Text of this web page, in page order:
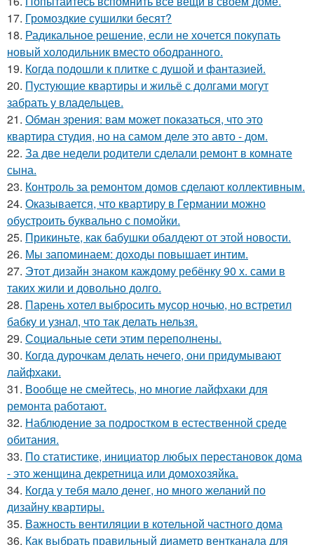
17. Громоздкие сушилки бесят?
18. Радикальное решение, если не хочется покупать
новый холодильник вместо ободранного.
19. Когда подошли к плитке с душой и фантазией.
20. Пустующие квартиры и жильё с долгами могут
забрать у владельцев.
21. Обман зрения: вам может показаться, что это
квартира студия, но на самом деле это авто - дом.
22. За две недели родители сделали ремонт в комнате
сына.
23. Контроль за ремонтом домов сделают коллективным.
24. Оказывается, что квартиру в Германии можно
обустроить буквально с помойки.
25. Прикиньте, как бабушки обалдеют от этой новости.
26. Мы запоминаем: доходы повышает интим.
27. Этот дизайн знаком каждому ребёнку 90 х. сами в
таких жили и довольно долго.
28. Парень хотел выбросить мусор ночью, но встретил
бабку и узнал, что так делать нельзя.
29. Социальные сети этим переполнены.
30. Когда дурочкам делать нечего, они придумывают
лайфхаки.
31. Вообще не смейтесь, но многие лайфхаки для
ремонта работают.
32. Наблюдение за подростком в естественной среде
обитания.
33. По статистике, инициатор любых перестановок дома
- это женщина декретница или домохозяйка.
34. Когда у тебя мало денег, но много желаний по
дизайну квартиры.
35. Важность вентиляции в котельной частного дома
36. Как выбрать правильный диаметр вентканала для